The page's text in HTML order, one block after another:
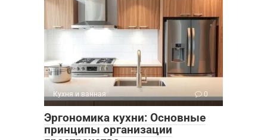
Кухня и ванная 0
Эргономика кухни: Основные
принципы организации